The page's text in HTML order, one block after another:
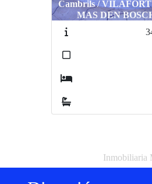
Cambrils /
MAS DEN
Inmobiliaria